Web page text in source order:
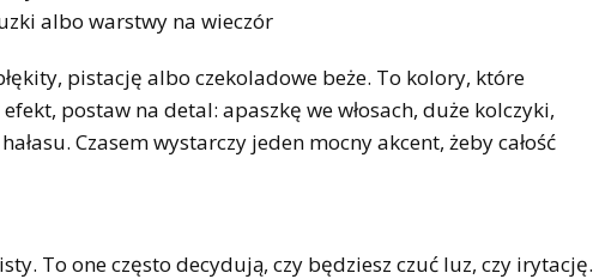
albo warstwy na wieczór
pistację albo czekoladowe beże. To kolory, które
postaw na detal: apaszkę we włosach, duże kolczyki,
Czasem wystarczy jeden mocny akcent, żeby całość
To one często decydują, czy będziesz czuć luz, czy irytację.